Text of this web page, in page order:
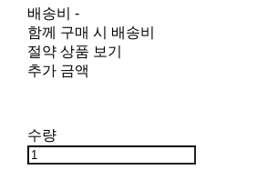
배송비 -
함께 구매 시 배송비
절약 상품 보기
추가 금액
수량